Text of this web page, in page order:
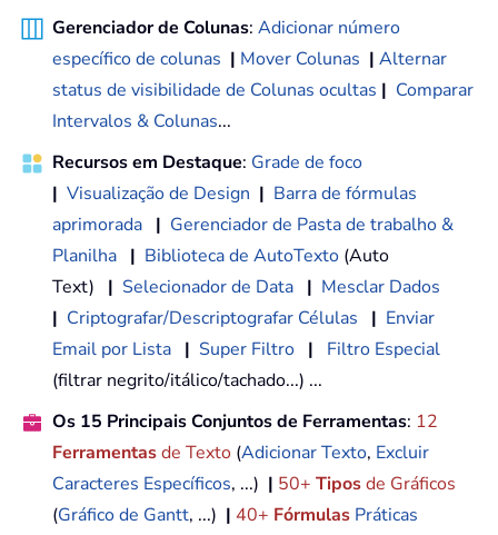
Gerenciador de Colunas: Adicionar número
específico de colunas | Mover Colunas | Alternar
status de visibilidade de Colunas ocultas | Comparar
Intervalos & Colunas...
Recursos em Destaque: Grade de foco
| Visualização de Design | Barra de fórmulas
aprimorada | Gerenciador de Pasta de trabalho &
Planilha | Biblioteca de AutoTexto (Auto
Text) | Selecionador de Data | Mesclar Dados
| Criptografar/Descriptografar Células | Enviar
Email por Lista | Super Filtro |
Filtro Especial
(filtrar negrito/itálico/tachado...) ...
Os 15 Principais Conjuntos de Ferramentas: 12
Ferramentasde Texto (Adicionar Texto, Excluir
Caracteres Específicos, ...) | 50+ Tiposde Gráficos
(Gráfico de Gantt, ...) | 40+ Fórmulas Práticas